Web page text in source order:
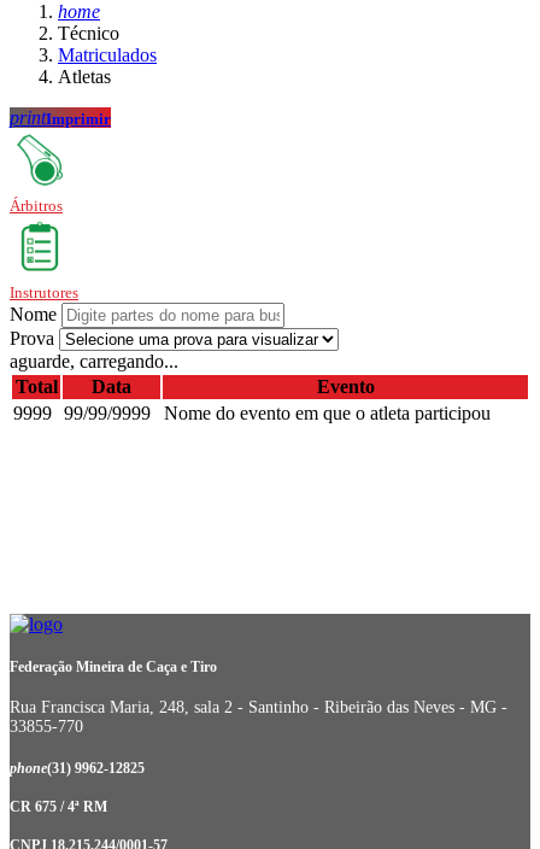
home
Técnico
Matriculados
Atletas
printImprimir
Árbitros
Instrutores
Nome
Prova
aguarde, carregando...
Total
Data
Evento
9999 99/99/9999 Nome do evento em que o atleta participou
Federação Mineira de Caça e Tiro
Rua Francisca Maria, 248, sala 2 - Santinho - Ribeirão das Neves - MG -
33855-770
phone(31) 9962-12825
CR 675 / 4ª RM